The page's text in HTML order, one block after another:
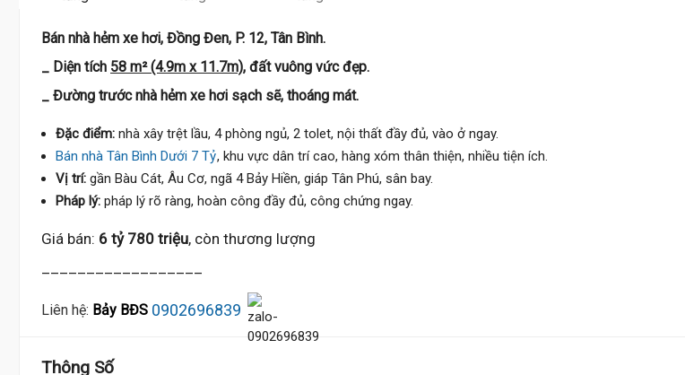
Bán nhà hẻm xe hơi, Đồng Đen, P. 12, Tân Bình.
_ Diện tích 58 m² (4.9m x 11.7m), đất vuông vức đẹp.
_ Đường trước nhà hẻm xe hơi sạch sẽ, thoáng mát.
Đặc điểm: nhà xây trệt lầu, 4 phòng ngủ, 2 tolet, nội thất đầy đủ, vào ở ngay.
Bán nhà Tân Bình Dưới 7 Tỷ, khu vực dân trí cao, hàng xóm thân thiện, nhiều tiện ích.
Vị trí: gần Bàu Cát, Âu Cơ, ngã 4 Bảy Hiền, giáp Tân Phú, sân bay.
Pháp lý: pháp lý rõ ràng, hoàn công đầy đủ, công chứng ngay.
Giá bán: 6 tỷ 780 triệu, còn thương lượng
Liên hệ: Bảy BĐS 0902696839
Thông Số